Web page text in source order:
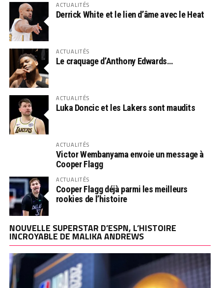
ACTUALITÉS
Derrick White et le lien d’âme avec le Heat
ACTUALITÉS
Le craquage d’Anthony Edwards…
ACTUALITÉS
Luka Doncic et les Lakers sont maudits
ACTUALITÉS
Victor Wembanyama envoie un message à
Cooper Flagg
ACTUALITÉS
Cooper Flagg déjà parmi les meilleurs
rookies de l’histoire
NOUVELLE SUPERSTAR D’ESPN, L’HISTOIRE
INCROYABLE DE MALIKA ANDREWS